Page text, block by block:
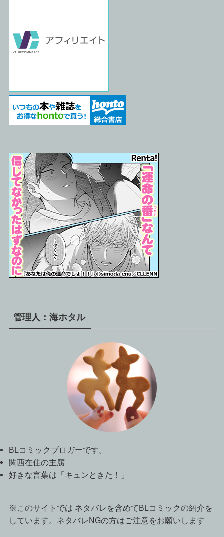
管理人：海ホタル
BLコミックブロガーです。
関西在住の主腐
好きな言葉は「キュンときた！」
※このサイトでは ネタバレを含めてBLコミックの紹介を
しています。ネタバレNGの方はご注意をお願いします